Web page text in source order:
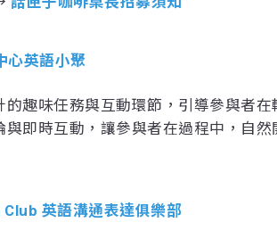
心英語小聚
趣味任務與互動環節，引導參與者
即時互動，讓參與者在過程中，自
英語溝通表達俱樂部